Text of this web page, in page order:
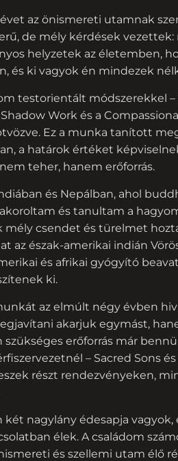
az önismereti utamnak
de mély kérdések vezettek:
helyzetek az életemben,
és ki vagyok én mindezek
testorientált módszerekkel –
Work és a
Ez a munka tanított
a határok értéket
teher, hanem erőforrás.
és Nepálban, ahol
és tanultam a
mély csendet és türelmet
az észak-amerikai indián
és afrikai gyógyító
ki.
az elmúlt négy évben
akarjuk egymást,
szükséges erőforrás már
– Sacred Sons
részt rendezvényeken,
nagylány édesapja vagyok,
élek. A családom
és szellemi utam élő